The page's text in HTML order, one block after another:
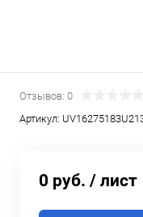
Отзывов: 0
Артикул:
0 руб. / лист